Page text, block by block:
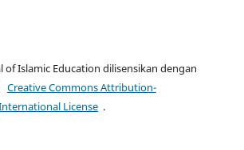
of Islamic Education dilisensikan dengan
Creative Commons Attribution-
License .